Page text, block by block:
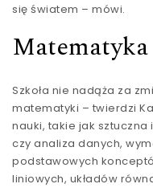
się światem – mówi.
Szkoła nie nadąża za
matematyki – twierdzi
nauki, takie jak
czy analiza danych,
podstawowych
liniowych, układów